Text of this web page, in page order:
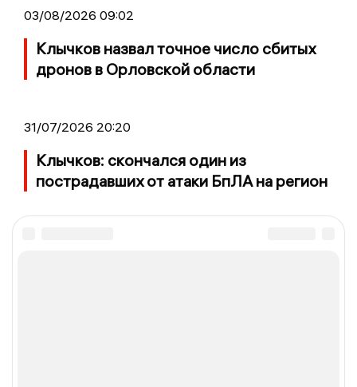
03/08/2026 09:02
Клычков назвал точное число сбитых
дронов в Орловской области
31/07/2026 20:20
Клычков: скончался один из
пострадавших от атаки БпЛА на регион